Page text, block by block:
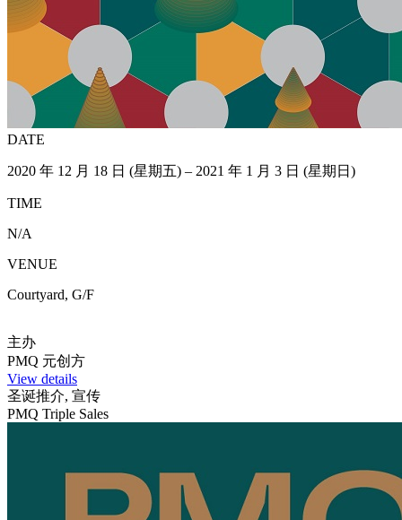
DATE
2020 年 12 月 18 日 (星期五) – 2021 年 1 月 3 日 (星期日)
TIME
N/A
VENUE
Courtyard, G/F
主办
PMQ 元创方
View details
圣诞推介, 宣传
PMQ Triple Sales